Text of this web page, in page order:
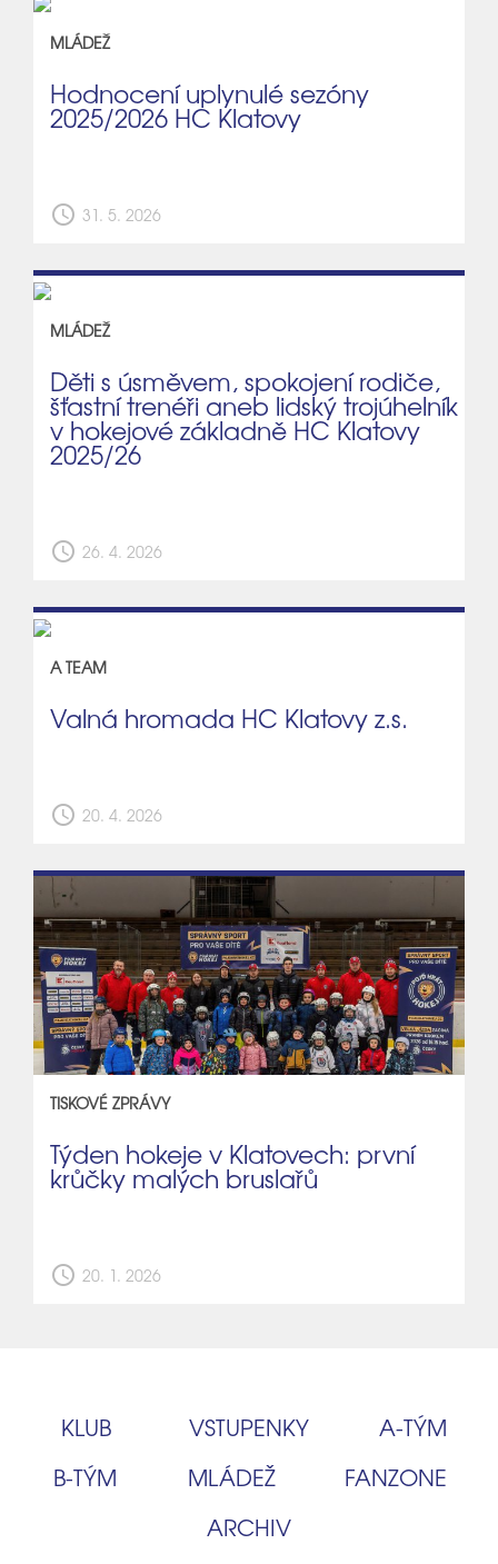
MLÁDEŽ
Hodnocení uplynulé sezóny
2025/2026 HC Klatovy
schedule 31. 5. 2026
MLÁDEŽ
Děti s úsměvem, spokojení rodiče,
šťastní trenéři aneb lidský trojúhelník
v hokejové základně HC Klatovy
2025/26
schedule 26. 4. 2026
A TEAM
Valná hromada HC Klatovy z.s.
schedule 20. 4. 2026
TISKOVÉ ZPRÁVY
Týden hokeje v Klatovech: první
krůčky malých bruslařů
schedule 20. 1. 2026
KLUB VSTUPENKY
A‑TÝM
B‑TÝM
MLÁDEŽ
FANZONE
ARCHIV